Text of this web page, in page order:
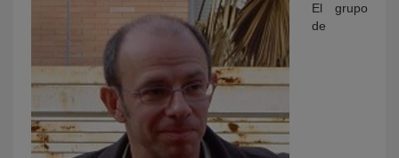
El grupo
de